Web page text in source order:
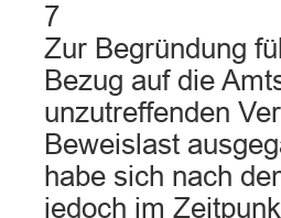
7
Zur Begründung
Bezug auf die
unzutreffenden
Beweislast
habe sich nach
jedoch im